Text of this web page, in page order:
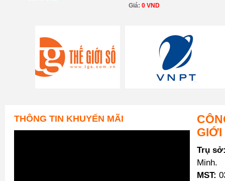
Giá: 0 VND
THÔNG TIN KHUYẾN MÃI
GIỚI
Trụ
Minh.
MST: